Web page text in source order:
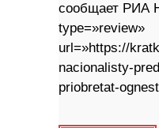
сообщает РИА
type=»review»
url=»https://
nacionalisty-
priobretat-